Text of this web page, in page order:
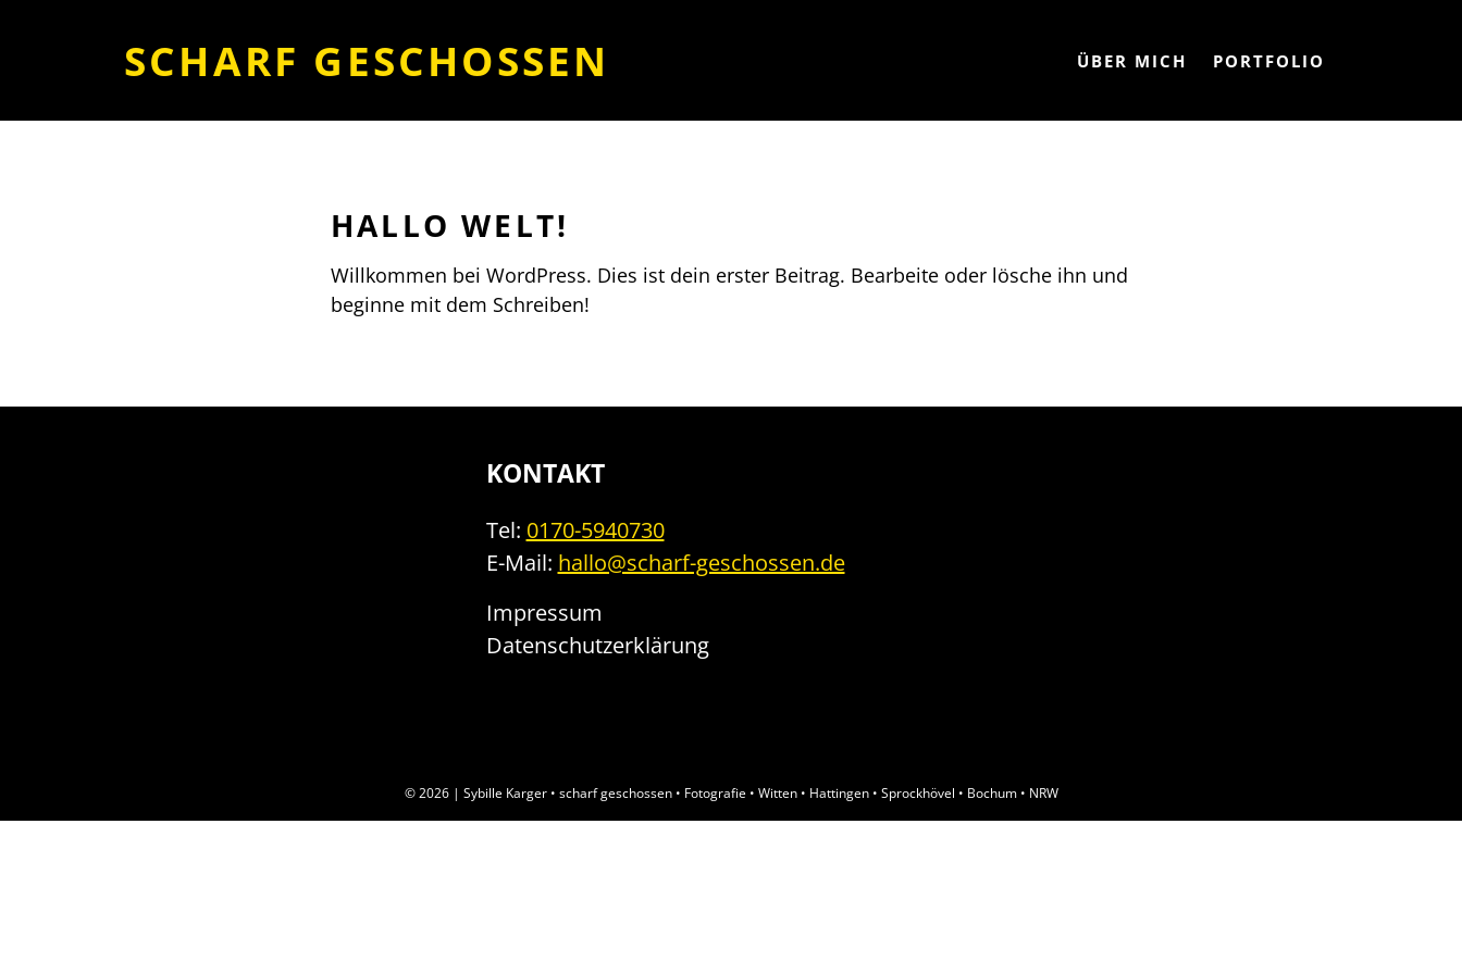
SCHARF GESCHOSSEN ÜBER MICH PORTFOLIO
HALLO WELT!
Willkommen bei WordPress. Dies ist dein erster Beitrag. Bearbeite oder lösche ihn und
beginne mit dem Schreiben!
KONTAKT
Tel: 0170-5940730
E-Mail: hallo@scharf-geschossen.de
Impressum
Datenschutzerklärung
© 2026 | Sybille Karger • scharf geschossen • Fotografie • Witten • Hattingen • Sprockhövel • Bochum • NRW